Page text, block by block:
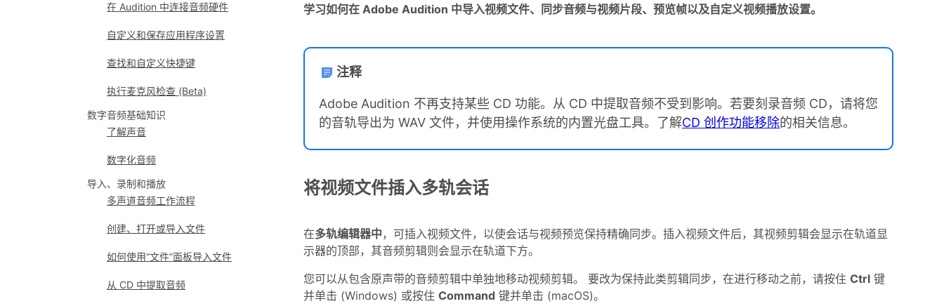
在 Audition 中连接音频硬件
自定义和保存应用程序设置
查找和自定义快捷键
执行麦克风检查 (Beta)
数字音频基础知识
了解声音
数字化音频
导入、录制和播放
多声道音频工作流程
创建、打开或导入文件
如何使用“文件”面板导入文件
从 CD 中提取音频
学习如何在 Adobe Audition 中导入视频文件、同步音频与视频片段、预览帧以及自定义视频播放设置。
注释
Adobe Audition 不再支持某些 CD 功能。从 CD 中提取音频不受到影响。若要刻录音频 CD，请将您
的音轨导出为 WAV 文件，并使用操作系统的内置光盘工具。了解CD 创作功能移除的相关信息。
将视频文件插入多轨会话
在多轨编辑器中，可插入视频文件，以使会话与视频预览保持精确同步。插入视频文件后，其视频剪辑会显示在轨道显
示器的顶部，其音频剪辑则会显示在轨道下方。
您可以从包含原声带的音频剪辑中单独地移动视频剪辑。 要改为保持此类剪辑同步，在进行移动之前，请按住 Ctrl 键
并单击 (Windows) 或按住 Command 键并单击 (macOS)。